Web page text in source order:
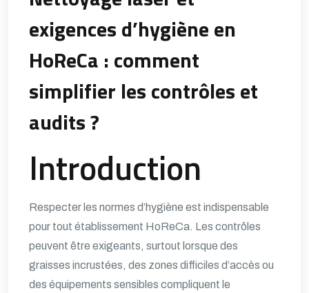
exigences d’hygiène en
HoReCa : comment
simplifier les contrôles et
audits ?
Introduction
Respecter les normes d’hygiène est indispensable
pour tout établissement HoReCa. Les contrôles
peuvent être exigeants, surtout lorsque des
graisses incrustées, des zones difficiles d’accès ou
des équipements sensibles compliquent le